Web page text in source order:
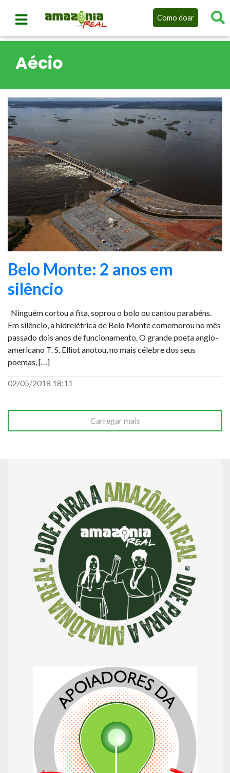
Como doar
Aécio
Belo Monte: 2 anos em
silêncio
Ninguém cortou a fita, soprou o bolo ou cantou parabéns.
Em silêncio, a hidrelétrica de Belo Monte comemorou no mês
passado dois anos de funcionamento. O grande poeta anglo-
americano T. S. Elliot anotou, no mais célebre dos seus
poemas, […]
02/05/2018 18:11
Carregar mais